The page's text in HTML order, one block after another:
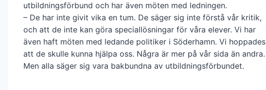
utbildningsförbund och har även möten med ledningen.
– De har inte givit vika en tum. De säger sig inte förstå vår kritik,
och att de inte kan göra speciallösningar för våra elever. Vi har
även haft möten med ledande politiker i Söderhamn. Vi hoppades
att de skulle kunna hjälpa oss. Några är mer på vår sida än andra.
Men alla säger sig vara bakbundna av utbildningsförbundet.